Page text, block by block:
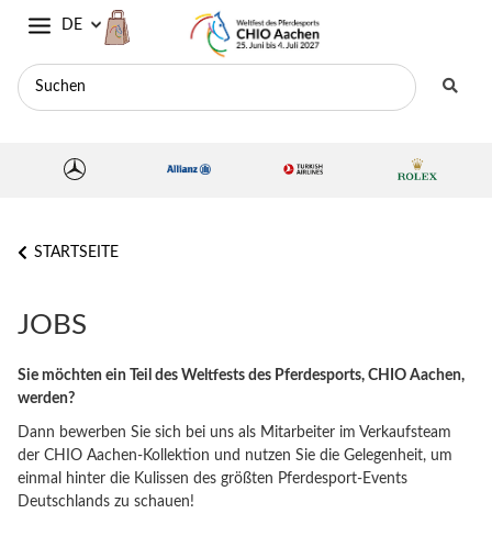
DE
STARTSEITE
JOBS
Sie möchten ein Teil des Weltfests des Pferdesports, CHIO Aachen,
werden?
Dann bewerben Sie sich bei uns als Mitarbeiter im Verkaufsteam
der CHIO Aachen-Kollektion und nutzen Sie die Gelegenheit, um
einmal hinter die Kulissen des größten Pferdesport-Events
Deutschlands zu schauen!